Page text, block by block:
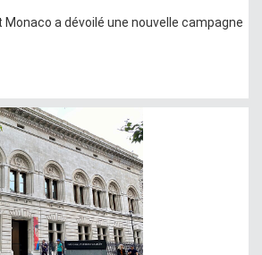
a dévoilé une nouvelle campagne